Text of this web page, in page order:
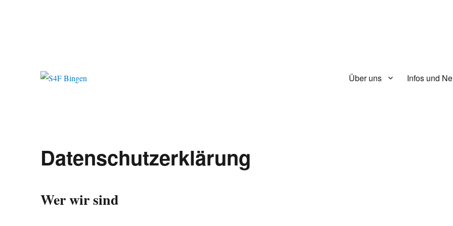
Über uns Infos und
Datenschutzerklärung
Wer wir sind